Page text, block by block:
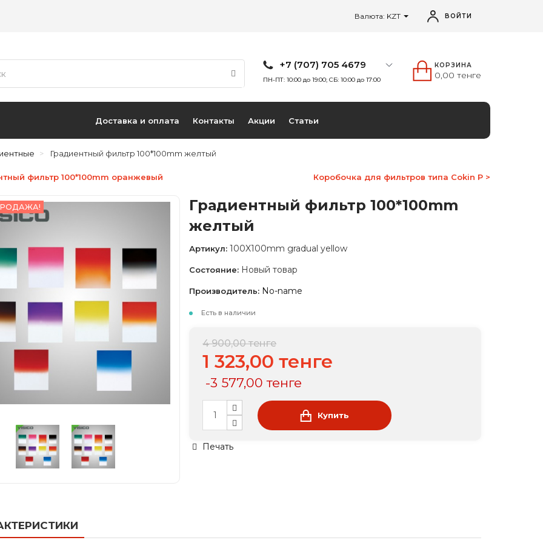
Валюта: KZT ВОЙТИ
+7 (707) 705 4679
ПН-ПТ: 10:00 до 19:00; СБ: 10:00 до 17:00
КОРЗИНА
0,00 тенге
Доставка и оплата Контакты Акции Статьи
Градиентный фильтр 100*100mm желтый
фильтр 100*100mm оранжевый Коробочка для фильтров типа Cokin P >
Градиентный фильтр 100*100mm
желтый
Артикул: 100X100mm gradual yellow
Состояние: Новый товар
Производитель: No-name
Есть в наличии
4 900,00 тенге
1 323,00 тенге
-3 577,00 тенге
Купить
Печать